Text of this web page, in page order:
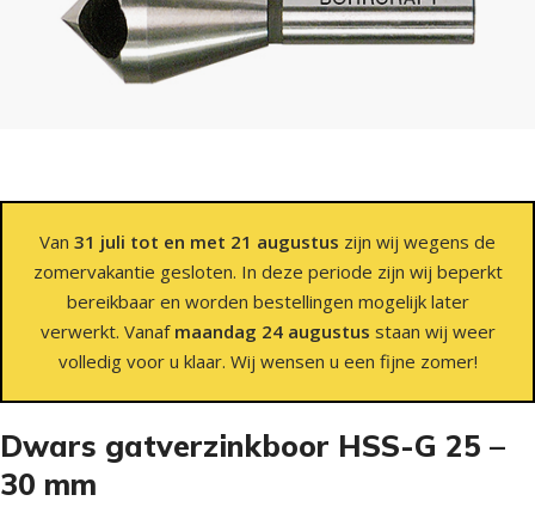
Van 31 juli tot en met 21 augustus zijn wij wegens de
zomervakantie gesloten. In deze periode zijn wij beperkt
bereikbaar en worden bestellingen mogelijk later
verwerkt. Vanaf maandag 24 augustus staan wij weer
volledig voor u klaar. Wij wensen u een fijne zomer!
Dwars gatverzinkboor HSS-G 25 –
30 mm